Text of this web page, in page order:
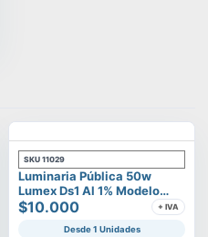
SKU 11029
Luminaria Pública 50w
Lumex Ds1 Al 1% Modelo
Vega
$10.000 + IVA
Desde 1 Unidades